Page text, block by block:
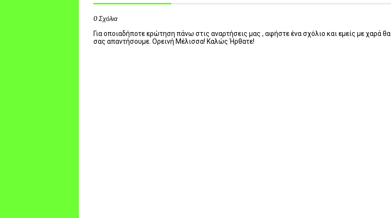
0 Σχόλια
Για οποιαδήποτε ερώτηση πάνω στις αναρτήσεις μας , αφήστε ένα σχόλιο και εμείς με χαρά θα
σας απαντήσουμε. Ορεινή Μέλισσα! Καλώς Ήρθατε!